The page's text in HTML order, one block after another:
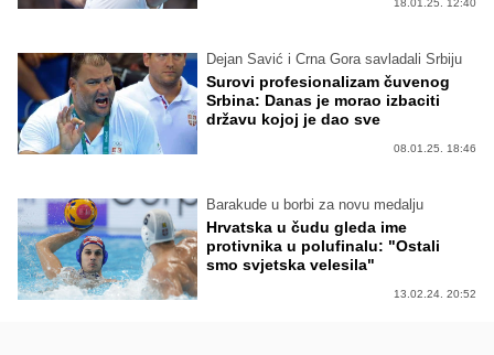
18.01.25. 12:40
Dejan Savić i Crna Gora savladali Srbiju
Surovi profesionalizam čuvenog
Srbina: Danas je morao izbaciti
državu kojoj je dao sve
08.01.25. 18:46
Barakude u borbi za novu medalju
Hrvatska u čudu gleda ime
protivnika u polufinalu: "Ostali
smo svjetska velesila"
13.02.24. 20:52